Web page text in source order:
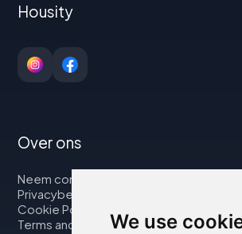
We use
Housity
Over ons
Neem contact op met
Privacybeleid
Cookie Policy
Terms and Conditions